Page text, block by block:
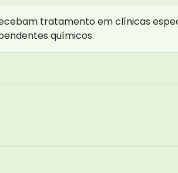
tratamento em clínicas
químicos.